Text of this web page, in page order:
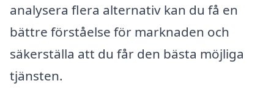
analysera flera alternativ kan du få en
bättre förståelse för marknaden och
säkerställa att du får den bästa möjliga
tjänsten.